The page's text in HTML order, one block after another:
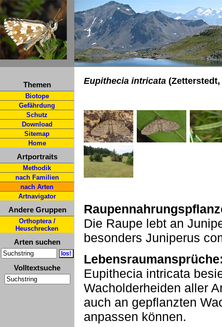
Themen
Biotope
Gefährdung
Schutz
Download
Sitemap
Home
Artportraits
Methodik
nach Familien
nach Arten
Artnavigator
Andere Gruppen
Orthoptera /
Heuschrecken
Arten suchen
Volltextsuche
Eupithecia intricata
Die Raupe lebt an
besonders Juniperus
Eupithecia intricata
Wacholderheiden aller
auch an gepflanzten
anpassen können.